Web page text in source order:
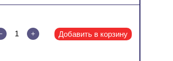
Добавить в корзину